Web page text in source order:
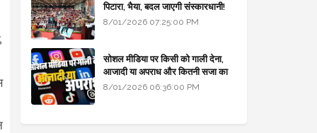
पिटारा, भैया, बदल जाएगी संस्कारधानी!
8/01/2026 07:25:00 PM
सोशल मीडिया पर किसी को गाली देना,
आजादी या अपराध और कितनी सजा का
प्रावधान - free legal advice
8/01/2026 06:36:00 PM